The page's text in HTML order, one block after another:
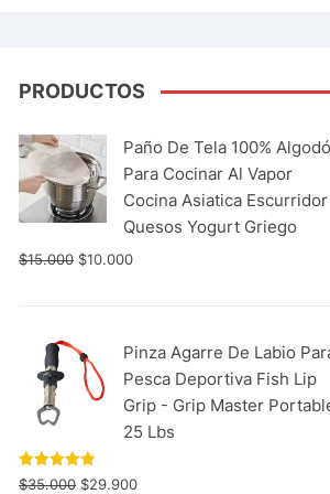
PRODUCTOS
Paño De Tela 100%
Para Cocinar Al Vapor
Cocina Asiatica Escurridor
Quesos Yogurt Griego
$15.000 $10.000
Pinza Agarre De Labio
Pesca Deportiva Fish Lip
Grip - Grip Master
25 Lbs
Valorado
$35.000 $29.900